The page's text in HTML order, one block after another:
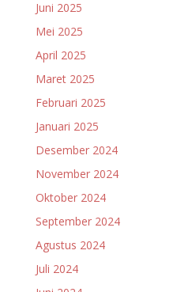
Juni 2025
Mei 2025
April 2025
Maret 2025
Februari 2025
Januari 2025
Desember 2024
November 2024
Oktober 2024
September 2024
Agustus 2024
Juli 2024